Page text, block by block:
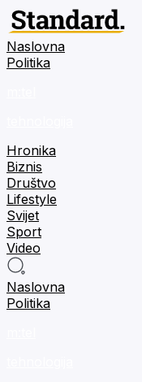
Naslovna
Politika
Hronika
Biznis
Društvo
Lifestyle
Svijet
Sport
Video
Naslovna
Politika